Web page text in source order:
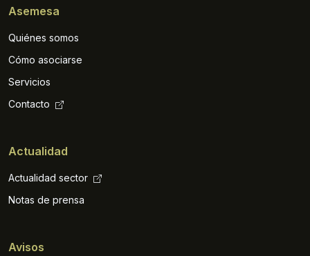
Asemesa
Quiénes somos
Cómo asociarse
Servicios
Contacto
Actualidad
Actualidad sector
Notas de prensa
Avisos